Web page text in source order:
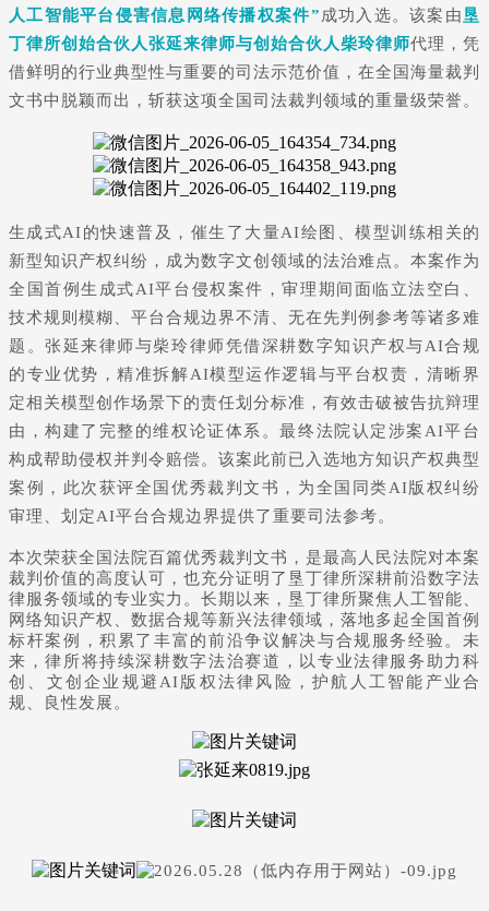
人工智能平台侵害信息网络传播权案件” 成功入选。该案由垦
丁律所创始合伙人张延来律师与创始合伙人柴玲律师代理，凭
借鲜明的行业典型性与重要的司法示范价值，在全国海量裁判
文书中脱颖而出，斩获这项全国司法裁判领域的重量级荣誉。
生成式AI的快速普及，催生了大量AI绘图、模型训练相关的
新型知识产权纠纷，成为数字文创领域的法治难点。本案作为
全国首例生成式AI平台侵权案件，审理期间面临立法空白、
技术规则模糊、平台合规边界不清、无在先判例参考等诸多难
题。张延来律师与柴玲律师凭借深耕数字知识产权与AI合规
的专业优势，精准拆解AI模型运作逻辑与平台权责，清晰界
定相关模型创作场景下的责任划分标准，有效击破被告抗辩理
由，构建了完整的维权论证体系。最终法院认定涉案AI平台
构成帮助侵权并判令赔偿。该案此前已入选地方知识产权典型
案例，此次获评全国优秀裁判文书，为全国同类AI版权纠纷
审理、划定AI平台合规边界提供了重要司法参考。
本次荣获全国法院百篇优秀裁判文书，是最高人民法院对本案
裁判价值的高度认可，也充分证明了垦丁律所深耕前沿数字法
律服务领域的专业实力。长期以来，垦丁律所聚焦人工智能、
网络知识产权、数据合规等新兴法律领域，落地多起全国首例
标杆案例，积累了丰富的前沿争议解决与合规服务经验。未
来，律所将持续深耕数字法治赛道，以专业法律服务助力科
创、文创企业规避AI版权法律风险，护航人工智能产业合
规、良性发展。